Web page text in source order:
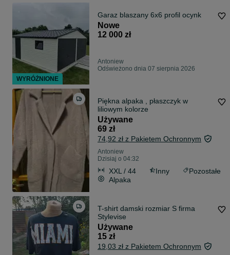
Garaz blaszany 6x6 profil ocynk
Nowe
12 000 zł
Antoniew
Odświeżono dnia 07 sierpnia 2026
Piękna alpaka , płaszczyk w
liliowym kolorze
Używane
69 zł
74,92 zł z Pakietem Ochronnym
Antoniew
Dzisiaj o 04:32
XXL / 44 Inny
Pozostałe
Alpaka
T-shirt damski rozmiar S firma
Stylevise
Używane
15 zł
19,03 zł z Pakietem Ochronnym
WYRÓŻNIONE